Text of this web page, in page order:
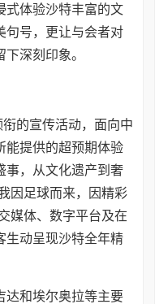
式体验沙特丰富的文
句号，更让与会者对
深刻印象。
的宣传活动，面向中
能提供的超预期体验
事，从文化遗产到奢
因足球而来，因精彩
媒体、数字平台及在
生动呈现沙特全年精
达和埃尔奥拉等主要